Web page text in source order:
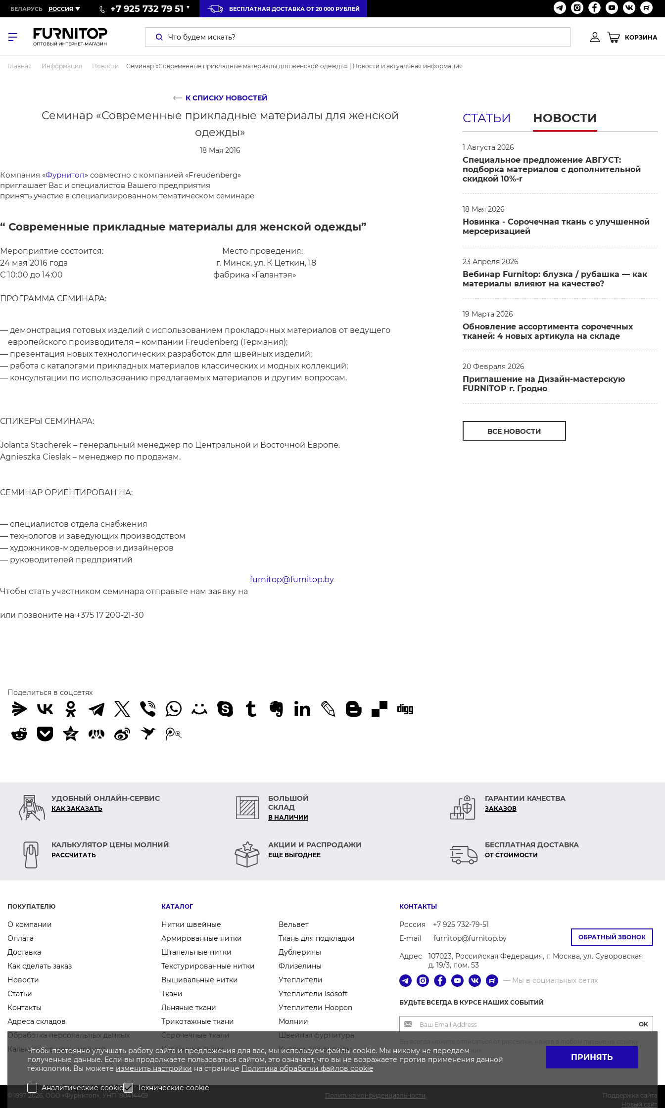
БЕЛАРУСЬ РОССИЯ +7 925 732 79 51 БЕСПЛАТНАЯ ДОСТАВКА ОТ 20 000 РУБЛЕЙ
КОРЗИНА
Главная Информация Новости Семинар «Современные прикладные материалы для женской одежды» | Новости и актуальная информация
К СПИСКУ НОВОСТЕЙ
Семинар «Современные прикладные материалы для женской
одежды»
18 Мая 2016
Компания «Фурнитоп» совместно с компанией «Freudenberg»
приглашает Вас и специалистов Вашего предприятия
принять участие в специализированном тематическом семинаре
“ Современные прикладные материалы для женской одежды”
Мероприятие состоится: Место проведения:
24 мая 2016 года г. Минск, ул. К Цеткин, 18
С 10:00 до 14:00 фабрика «Галантэя»
ПРОГРАММА СЕМИНАРА:
демонстрация готовых изделий с использованием прокладочных материалов от ведущего
европейского производителя – компании Freudenberg (Германия);
презентация новых технологических разработок для швейных изделий;
работа с каталогами прикладных материалов классических и модных коллекций;
консультации по использованию предлагаемых материалов и другим вопросам.
СПИКЕРЫ СЕМИНАРА:
Jolanta Stacherek – генеральный менеджер по Центральной и Восточной Европе.
Agnieszka Cieslak – менеджер по продажам.
СЕМИНАР ОРИЕНТИРОВАН НА:
специалистов отдела снабжения
технологов и заведующих производством
художников-модельеров и дизайнеров
руководителей предприятий
Чтобы стать участником семинара отправьте нам заявку на
furnitop@furnitop.by
или позвоните на +375 17 200-21-30
Поделиться в соцсетях
СТАТЬИ НОВОСТИ
1 Августа 2026
Специальное предложение АВГУСТ:
подборка материалов с дополнительной
скидкой 10%-r
18 Мая 2026
Новинка - Сорочечная ткань c улучшенной
мерсеризацией
23 Апреля 2026
Вебинар Furnitop: блузка / рубашка — как
материалы влияют на качество?
19 Марта 2026
Обновление ассортимента сорочечных
тканей: 4 новых артикула на складе
20 Февраля 2026
Приглашение на Дизайн-мастерскую
FURNITOP г. Гродно
ВСЕ НОВОСТИ
УДОБНЫЙ ОНЛАЙН-СЕРВИС
КАК ЗАКАЗАТЬ
БОЛЬШОЙ
СКЛАД
В НАЛИЧИИ
ГАРАНТИИ КАЧЕСТВА
ЗАКАЗОВ
КАЛЬКУЛЯТОР ЦЕНЫ МОЛНИЙ
РАСCЧИТАТЬ
АКЦИИ И РАСПРОДАЖИ
ЕЩЕ ВЫГОДНЕЕ
БЕСПЛАТНАЯ ДОСТАВКА
ОТ СТОИМОСТИ
ПОКУПАТЕЛЮ
О компании
Оплата
Доставка
Как сделать заказ
Новости
Статьи
Контакты
Адреса складов
Обработка персональных данных
Калькулятор цены молний
КАТАЛОГ
Нитки швейные
Армированные нитки
Штапельные нитки
Текстурированные нитки
Вышивальные нитки
Ткани
Льняные ткани
Трикотажные ткани
Сорочечные ткани
Курточные ткани
Вельвет
Ткань для подкладки
Дублерины
Флизелины
Утеплители
Утеплители Isosoft
Утеплители Hoopon
Молнии
Швейная фурнитура
Кнопки для одежды
ОБРАТНЫЙ ЗВОНОК
КОНТАКТЫ
Россия
+7 925 732-79-51
E-mail
furnitop@furnitop.by
Адрес
107023, Российская Федерация, г. Москва, ул. Суворовская
д. 19/3, пом. 53
— Мы в социальных сетях
БУДЬТЕ ВСЕГДА В КУРСЕ НАШИХ СОБЫТИЙ
OK
«Отписаться от рассылки»
© 1997-2026, OOO «Фурнитоп», УНП 190414469 Политика конфиденциальности
Поддержка сайта
Новый сайт
Чтобы постоянно улучшать работу сайта и предложения для вас, мы используем файлы cookie. Мы никому не передаем
полученные данные. Если вы продолжаете пользоваться сайтом, это означает, что вы не возражаете против применения данной
технологии. Вы можете изменить настройки на странице Политика обработки файлов cookie
Аналитические cookie Технические cookie
ПРИНЯТЬ